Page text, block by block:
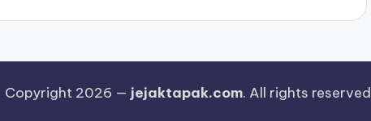
Copyright 2026 — jejaktapak.com. All rights